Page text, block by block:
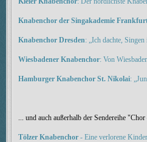
Knabenchor der Singakademie
Knabenchor Dresden: „Ich dachte,
Wiesbadener Knabenchor: Von
Hamburger Knabenchor St. Nikolai:
... und auch außerhalb der Sendereihe
Tölzer Knabenchor - Eine verlorene